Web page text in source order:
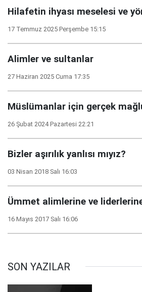
Hilafetin ihyası meselesi ve
17 Temmuz 2025 Perşembe 15:15
Alimler ve sultanlar
27 Haziran 2025 Cuma 17:35
Müslümanlar için gerçek
26 Şubat 2024 Pazartesi 22:21
Bizler aşırılık yanlısı mıyız?
03 Nisan 2018 Salı 16:03
Ümmet alimlerine ve
16 Mayıs 2017 Salı 16:06
SON YAZILAR